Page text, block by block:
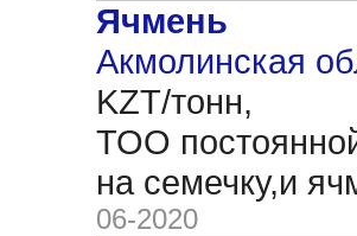
Ячмень
Акмолинская
KZT/тонн,
ТОО
на семечку,и
06-2020